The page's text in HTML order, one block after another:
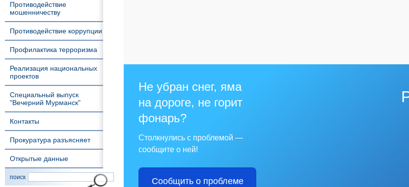
Противодействие
мошенничеству
Противодействие коррупции
Профилактика терроризма
Реализация национальных
проектов
Специальный выпуск
"Вечерний Мурманск"
Контакты
Прокуратура разъясняет
Открытые данные
поиск
Не убран снег, яма
на дороге, не горит
фонарь?
Столкнулись с проблемой —
сообщите о ней!
Сообщить о проблеме